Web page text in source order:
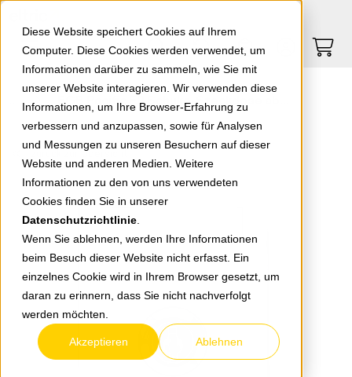
Diese Website speichert Cookies auf Ihrem
Computer. Diese Cookies werden verwendet, um
Informationen darüber zu sammeln, wie Sie mit
unserer Website interagieren. Wir verwenden diese
Informationen, um Ihre Browser-Erfahrung zu
verbessern und anzupassen, sowie für Analysen
und Messungen zu unseren Besuchern auf dieser
Website und anderen Medien. Weitere
Informationen zu den von uns verwendeten
Cookies finden Sie in unserer
Datenschutzrichtlinie
Wenn Sie ablehnen, werden Ihre Informationen
beim Besuch dieser Website nicht erfasst. Ein
einzelnes Cookie wird in Ihrem Browser gesetzt, um
daran zu erinnern, dass Sie nicht nachverfolgt
werden möchten.
Akzeptieren Ablehnen
Springe zu Hauptinhalt Springe zum Footer
0
zurück zur Übersicht